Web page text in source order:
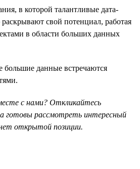
в которой талантливые дата-
свой потенциал, работая
в области больших данных
большие данные встречаются
с нами? Откликайтесь
готовы рассмотреть интересный
открытой позиции.